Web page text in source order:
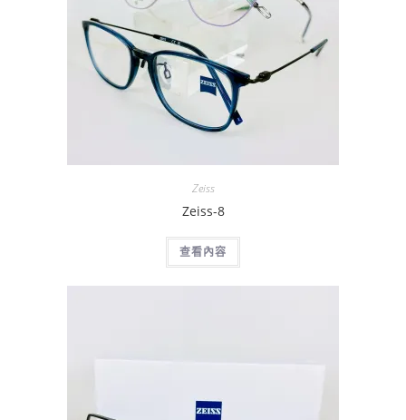
Zeiss
Zeiss-8
查看內容